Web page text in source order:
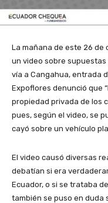
La mañana de este 26 de
un video sobre
vía a Cangahua, entrada
Expoflores denunció que
propiedad privada de los
pues, según el video, se
cayó sobre un vehículo
El video causó diversas
debatían si era
Ecuador, o si se trataba
también se puso en duda